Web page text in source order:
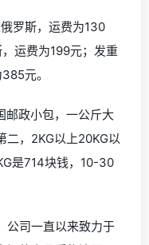
罗斯，运费为130
运费为199元；发重
元。
邮政小包，一公斤大
，2KG以上20KG以
是714块钱，10-30
公司一直以来致力于